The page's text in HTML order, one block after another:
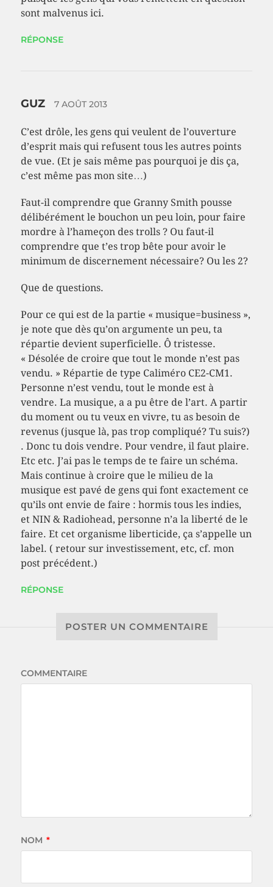
sont malvenus ici.
RÉPONSE
GUZ 7 AOÛT 2013
C’est drôle, les gens qui veulent de l’ouverture
d’esprit mais qui refusent tous les autres points
de vue. (Et je sais même pas pourquoi je dis ça,
c’est même pas mon site…)
Faut-il comprendre que Granny Smith pousse
délibérément le bouchon un peu loin, pour faire
mordre à l’hameçon des trolls ? Ou faut-il
comprendre que t’es trop bête pour avoir le
minimum de discernement nécessaire? Ou les 2?
Que de questions.
Pour ce qui est de la partie « musique=business »,
je note que dès qu’on argumente un peu, ta
répartie devient superficielle. Ô tristesse.
« Désolée de croire que tout le monde n’est pas
vendu. » Répartie de type Caliméro CE2-CM1.
Personne n’est vendu, tout le monde est à
vendre. La musique, a a pu être de l’art. A partir
du moment ou tu veux en vivre, tu as besoin de
revenus (jusque là, pas trop compliqué? Tu suis?)
. Donc tu dois vendre. Pour vendre, il faut plaire.
Etc etc. J’ai pas le temps de te faire un schéma.
Mais continue à croire que le milieu de la
musique est pavé de gens qui font exactement ce
qu’ils ont envie de faire : hormis tous les indies,
et NIN & Radiohead, personne n’a la liberté de le
faire. Et cet organisme liberticide, ça s’appelle un
label. ( retour sur investissement, etc, cf. mon
post précédent.)
RÉPONSE
POSTER UN COMMENTAIRE
COMMENTAIRE
NOM *